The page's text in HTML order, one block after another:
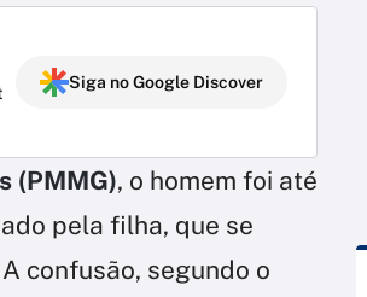
Siga no Google Discover
(PMMG), o homem foi até
pela filha, que se
confusão, segundo o